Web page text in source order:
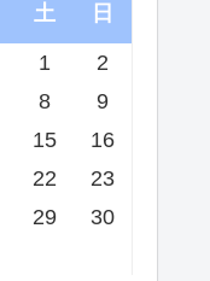
土 日
1
2
8
9
15
16
22
23
29
30